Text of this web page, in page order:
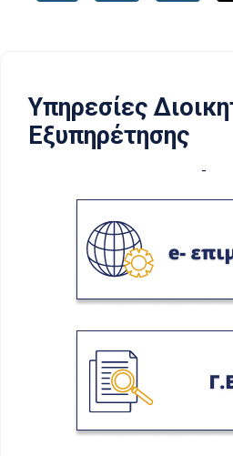
Υπηρεσίες
Εξυπηρέτησης
-